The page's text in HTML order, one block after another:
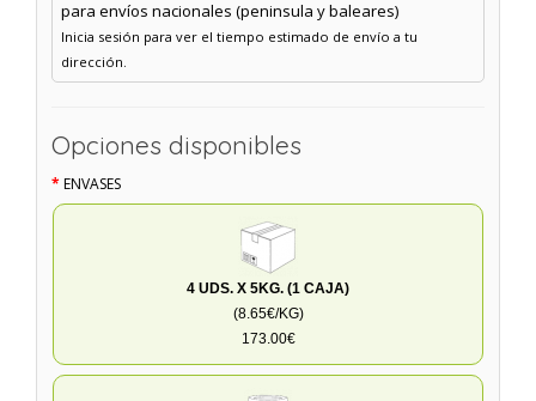
para envíos nacionales (peninsula y baleares)
Inicia sesión para ver el tiempo estimado de envío a tu
dirección.
Opciones disponibles
ENVASES
4 UDS. X 5KG. (1 CAJA)
(8.65€/KG)
173.00€